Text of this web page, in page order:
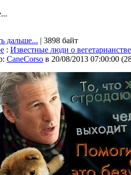
дальше... | 3898 байт
: Известные люди о вегетарианстве
CaneCorso в 20/08/2013 07:00:00 (